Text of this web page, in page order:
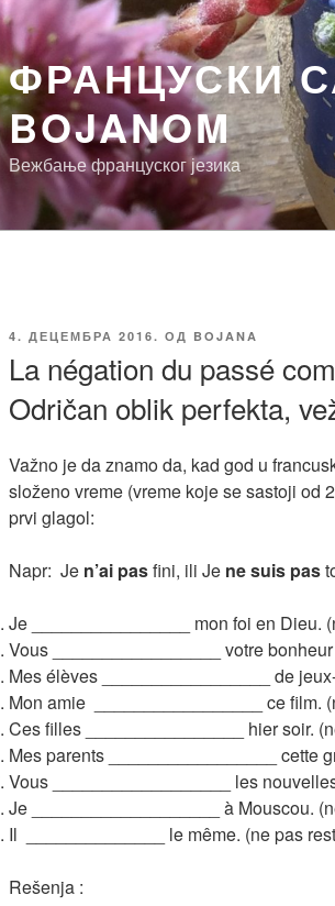
ФРАНЦУСКИ
BOJANOM
Вежбање француског језика
ОБЈАВЉЕНО
4. ДЕЦЕМБРА 2016. ОД BOJANA
La négation du passé
Odričan oblik perfekta,
Važno je da znamo da, kad god u
složeno vreme (vreme koje se sastoji od
prvi glagol:
Napr: Je n’ai pasfini, ili Je ne suis pas
Je ________________ mon foi en Dieu.
Vous _________________ votre
Mes élèves _________________ de
Mon amie _________________ ce film.
Ces filles ________________ hier soir.
Mes parents _________________ cette
Vous __________________ les
Je ___________________ à Mouscou.
Il ______________ le même. (ne pas
Rešenja :